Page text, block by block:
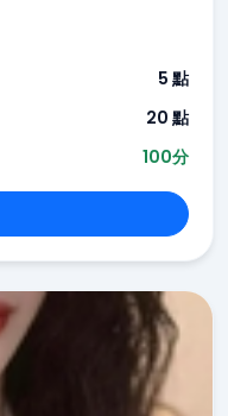
5 點
20 點
100分